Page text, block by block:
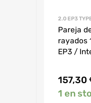
2.0 EP3
Pareja
rayados
EP3 /
157,30
1 en